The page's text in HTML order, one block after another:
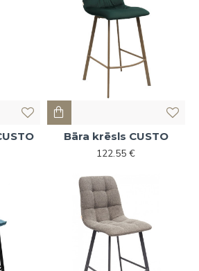
Bāra krēsls CUSTO
122.55 €